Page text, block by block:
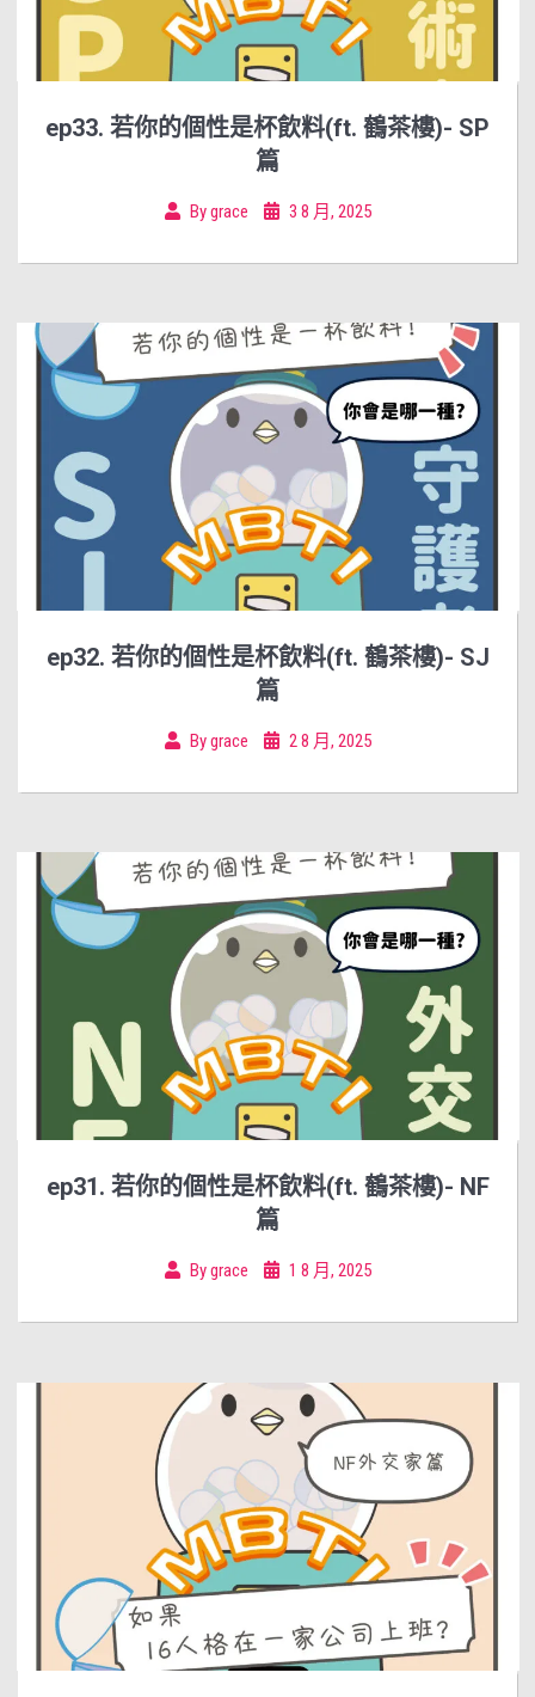
ep33. 若你的個性是杯飲料(ft. 鶴茶樓)- SP
篇
Bygrace 3 8 月, 2025
ep32. 若你的個性是杯飲料(ft. 鶴茶樓)- SJ
篇
Bygrace 2 8 月, 2025
ep31. 若你的個性是杯飲料(ft. 鶴茶樓)- NF
篇
Bygrace 1 8 月, 2025